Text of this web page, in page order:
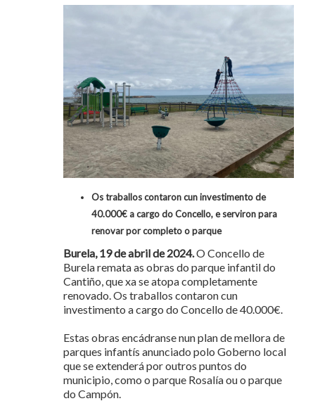
Os traballos contaron cun investimento de
40.000€ a cargo do Concello, e serviron para
renovar por completo o parque
Burela, 19 de abril de 2024.O Concello de
Burela remata as obras do parque infantil do
Cantiño, que xa se atopa completamente
renovado. Os traballos contaron cun
investimento a cargo do Concello de 40.000€.
Estas obras encádranse nun plan de mellora de
parques infantís anunciado polo Goberno local
que se extenderá por outros puntos do
municipio, como o parque Rosalía ou o parque
do Campón.